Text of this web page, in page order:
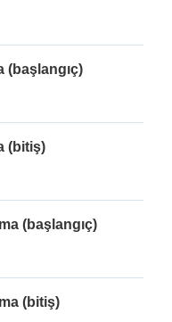
(başlangıç)
(bitiş)
(başlangıç)
(bitiş)